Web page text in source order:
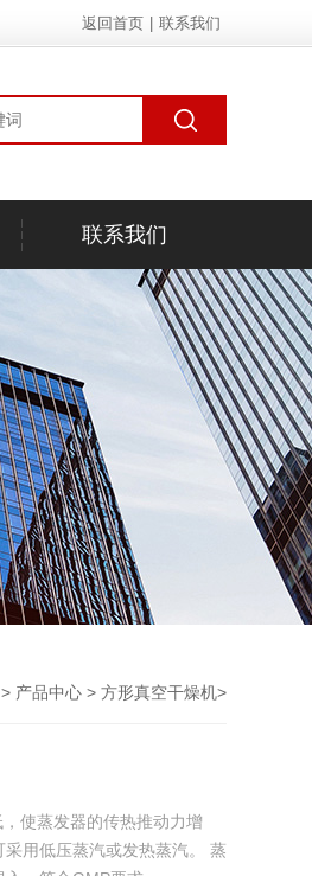
返回首页 联系我们
联系我们
> 产品中心 > 方形真空干燥机>
使蒸发器的传热推动力增
用低压蒸汽或发热蒸汽。 蒸